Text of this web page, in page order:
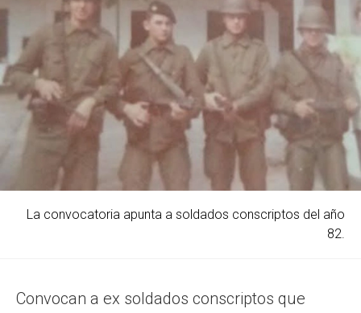
La convocatoria apunta a soldados conscriptos del año
82.
Convocan a ex soldados conscriptos que